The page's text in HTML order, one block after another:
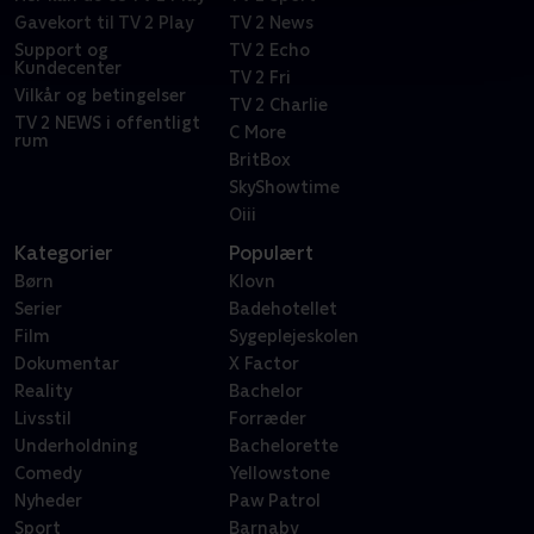
Gavekort til TV 2 Play
Support og
Kundecenter
Vilkår og betingelser
TV 2 NEWS i offentligt
rum
TV 2 News
TV 2 Echo
TV 2 Fri
TV 2 Charlie
C More
BritBox
SkyShowtime
Oiii
Kategorier
Børn
Serier
Film
Dokumentar
Reality
Livsstil
Underholdning
Comedy
Nyheder
Sport
Populært
Klovn
Badehotellet
Sygeplejeskolen
X Factor
Bachelor
Forræder
Bachelorette
Yellowstone
Paw Patrol
Barnaby